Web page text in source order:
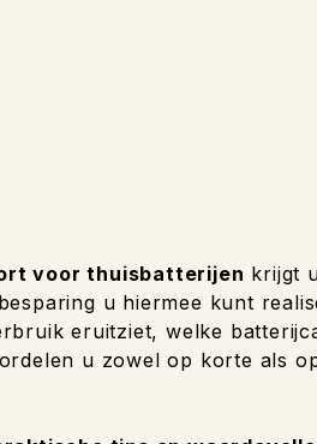
voor thuisbatterijen krijgt
u hiermee kunt
eruitziet, welke
u zowel op korte als